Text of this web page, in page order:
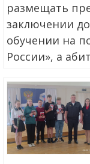
размещать
заключении
обучении на
России», а